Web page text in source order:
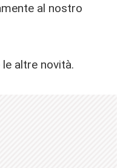
al nostro
altre novità.